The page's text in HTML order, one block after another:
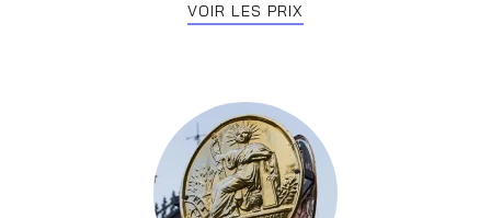
VOIR LES PRIX